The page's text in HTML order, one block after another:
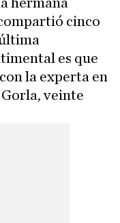
cinco
es que
la experta en
veinte